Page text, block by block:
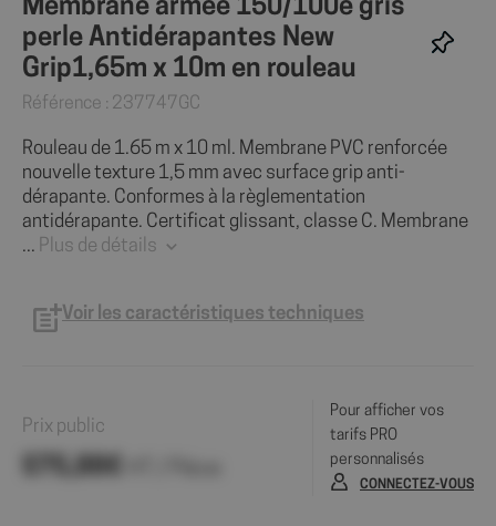
Membrane armée 150/100e gris
perle Antidérapantes New
Grip1,65m x 10m en rouleau
Référence : 237747GC
Rouleau de 1.65 m x 10 ml. Membrane PVC renforcée
nouvelle texture 1,5 mm avec surface grip anti-
dérapante. Conformes à la règlementation
antidérapante. Certificat glissant, classe C. Membrane
... Plus de détails
Voir les caractéristiques techniques
Prix public
575,88€
Pour afficher vos
tarifs PRO
personnalisés
CONNECTEZ-VOUS